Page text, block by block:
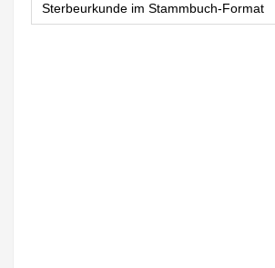
Sterbeurkunde im Stammbuch-Format